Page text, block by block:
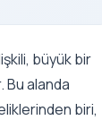
büyük bir
Bu alanda
biri,